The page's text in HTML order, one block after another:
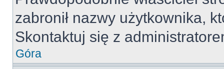
zabronił nazwy użytkownika,
Skontaktuj się z
Góra